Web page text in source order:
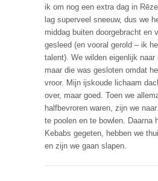
ik om nog een extra dag in
lag superveel sneeuw, dus we
middag buiten doorgebracht en
gesleed (en vooral gerold – ik
talent). We wilden eigenlijk naar
maar die was gesloten omdat
vroor. Mijn ijskoude lichaam
over, maar goed. Toen we
halfbevroren waren, zijn we
te poolen en te bowlen. Daarna
Kebabs gegeten, hebben we
en zijn we gaan slapen.